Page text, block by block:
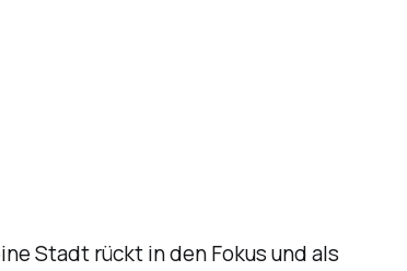
Stadt rückt in den Fokus und als